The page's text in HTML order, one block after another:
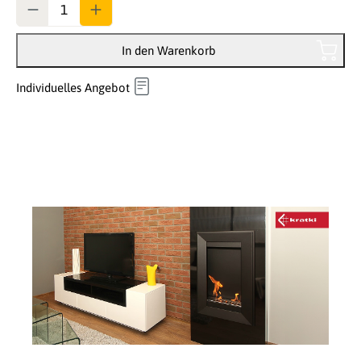
In den Warenkorb
Individuelles Angebot